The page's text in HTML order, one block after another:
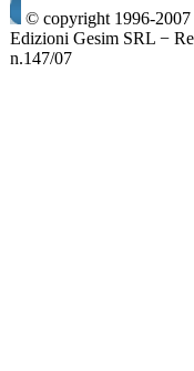
© copyright 1996-
Edizioni Gesim SRL −
n.147/07